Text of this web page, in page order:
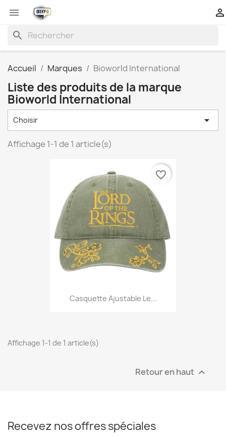


search
Accueil Marques Bioworld International
Liste des produits de la marque
Bioworld International
Choisir 
Affichage 1-1 de 1 article(s)
Casquette Ajustable Le...
favorite_border
Affichage 1-1 de 1 article(s)
Retour en haut 
Recevez nos offres spéciales